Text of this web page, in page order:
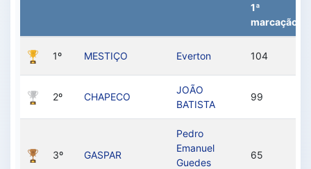
1ª
marcação
1º MESTIÇO Everton 104
2º CHAPECO
JOÃO
BATISTA
99
3º GASPAR
Pedro
Emanuel
Guedes
65